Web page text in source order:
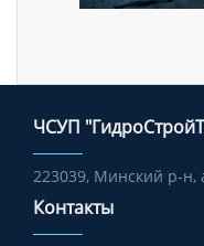
ЧСУП
223039, Минский р-н,
Контакты